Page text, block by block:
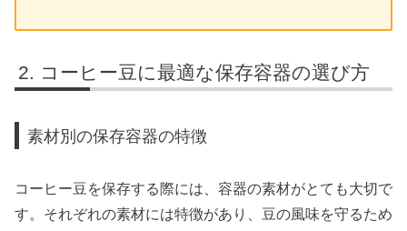
コーヒー豆に最適な保存容器の選び方
素材別の保存容器の特徴
コーヒー豆を保存する際には、容器の素材がとても大切で
す。それぞれの素材には特徴があり、豆の風味を守るため